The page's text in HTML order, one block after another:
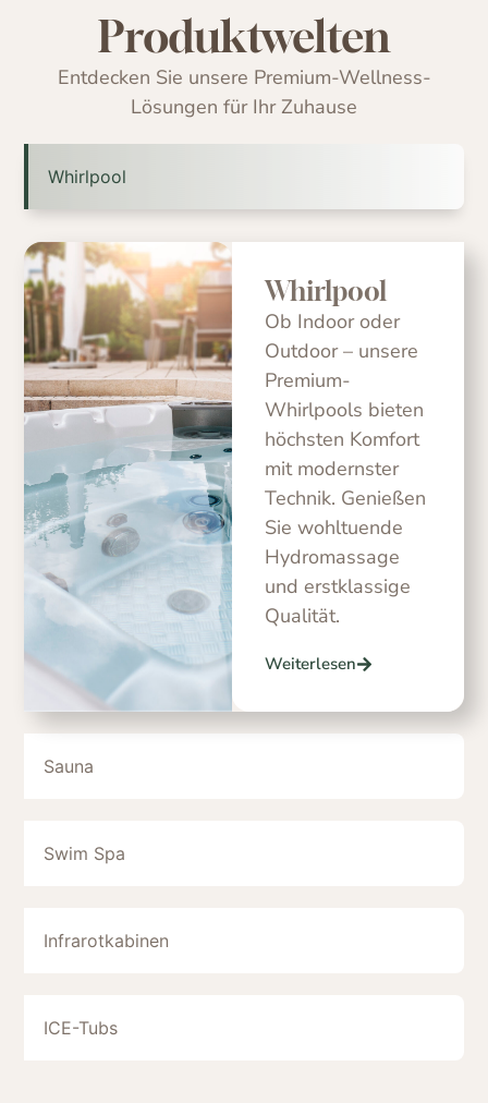
Produktwelten
Entdecken Sie unsere Premium-Wellness-
Lösungen für Ihr Zuhause
Whirlpool
Sauna
Swim Spa
Infrarotkabinen
ICE-Tubs
Whirlpool
Ob Indoor oder
Outdoor – unsere
Premium-
Whirlpools bieten
höchsten Komfort
mit modernster
Technik. Genießen
Sie wohltuende
Hydromassage
und erstklassige
Qualität.
Weiterlesen